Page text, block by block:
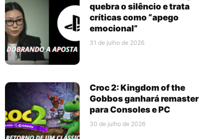
quebra o silêncio e trata
críticas como “apego
emocional”
31 de julho de 2026
Croc 2: Kingdom of the
Gobbos ganhará remaster
para Consoles e PC
30 de julho de 2026